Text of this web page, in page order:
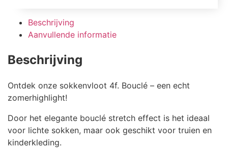
Beschrijving
Aanvullende informatie
Beschrijving
Ontdek onze sokkenvloot 4f. Bouclé – een echt
zomerhighlight!
Door het elegante bouclé stretch effect is het ideaal
voor lichte sokken, maar ook geschikt voor truien en
kinderkleding.